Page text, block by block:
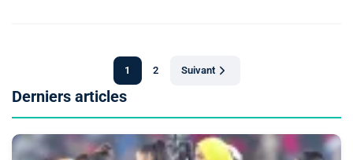
1 2 Suivant
Derniers articles